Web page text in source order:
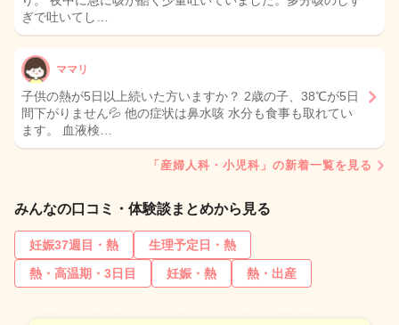
ぎで吐いてし…
ママリ
子供の熱が5日以上続いた方いますか？ 2歳の子、38℃が5日
間下がりません💦 他の症状は鼻水咳 水分も食事も取れてい
ます。 血液検…
「産婦人科・小児科」の新着一覧を見る
みんなの口コミ・体験談まとめから見る
妊娠37週目・熱
生理予定日・熱
熱・高温期・3日目
妊娠・熱 熱・出産